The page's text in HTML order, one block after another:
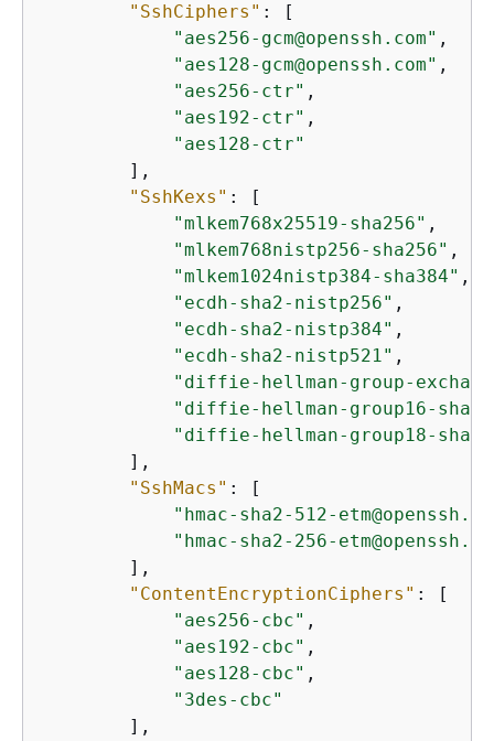
"SshCiphers" : [
"aes256-gcm@openssh.com" ,
"aes128-gcm@openssh.com" ,
"aes256-ctr" ,
"aes192-ctr" ,
"aes128-ctr"
        ],
"SshKexs" : [
"mlkem768x25519-sha256" ,
"mlkem768nistp256-sha256" ,
"mlkem1024nistp384-sha384" ,
"ecdh-sha2-nistp256" ,
"ecdh-sha2-nistp384" ,
"ecdh-sha2-nistp521" ,
"diffie-hellman-group-
"diffie-hellman-group16-
"diffie-hellman-group18-
        ],
"SshMacs" : [
"hmac-sha2-512-
"hmac-sha2-256-
        ],
"ContentEncryptionCiphers" : [
"aes256-cbc" ,
"aes192-cbc" ,
"aes128-cbc" ,
"3des-cbc"
        ],